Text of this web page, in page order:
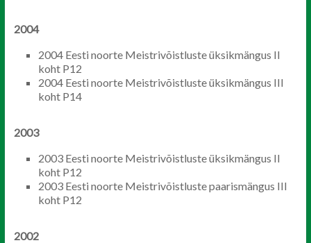
2004
2004 Eesti noorte Meistrivõistluste üksikmängus II
koht P12
2004 Eesti noorte Meistrivõistluste üksikmängus III
koht P14
2003
2003 Eesti noorte Meistrivõistluste üksikmängus II
koht P12
2003 Eesti noorte Meistrivõistluste paarismängus III
koht P12
2002